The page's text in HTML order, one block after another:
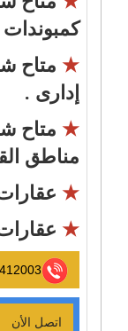
★ متاح
إدارى .
★ متاح
مناطق
★
★
اتصل الأن